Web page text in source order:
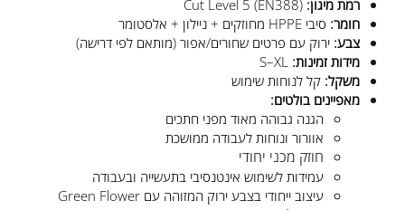
רמת מיגון: Cut Level 5 (EN388)
חומר: סיבי HPPE מחוזקים + ניילון + אלסטומר
צבע: ירוק עם פרטים שחורים/אפור (מותאם לפי דרישה)
מידות זמינות: S–XL
משקל: קל לנוחות שימוש
מאפיינים בולטים:
הגנה גבוהה מאוד מפני חתכים
אוורור ונוחות לעבודה ממושכת
חוזק מכני יחודי
עמידות לשימוש אינטנסיבי בתעשייה ובעבודה
עיצוב ייחודי בצבע ירוק המזוהה עם Green Flower